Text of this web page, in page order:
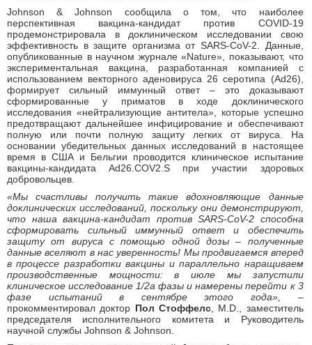
Johnson & Johnson сообщила о том, что наиболее
перспективная вакцина-кандидат против COVID-19
продемонстрировала в доклиническом исследовании свою
эффективность в защите организма от SARS-CoV-2. Данные,
опубликованные в научном журнале «Nature», показывают, что
экспериментальная вакцина, разработанная компанией с
использованием векторного аденовируса 26 серотипа (Ad26),
формирует сильный иммунный ответ – это доказывают
сформированные у приматов в ходе доклинического
исследования «нейтрализующие антитела», которые успешно
предотвращают дальнейшее инфицирование и обеспечивают
полную или почти полную защиту легких от вируса. На
основании убедительных данных исследований в настоящее
время в США и Бельгии проводится клиническое испытание
вакцины-кандидата Ad26.COV2.S при участии здоровых
добровольцев.
«Мы счастливы получить такие вдохновляющие данные
доклинических исследований, поскольку они демонстрируют,
что наша вакцина-кандидат против SARS-CoV-2 способна
сформировать сильный иммунный ответ и обеспечить
защиту от вируса с помощью одной дозы – полученные
данные вселяют в нас уверенность! Мы продвигаемся вперед
в процессе разработки вакцины и параллельно наращиваем
производственные мощности: в июле мы запустили
клиническое исследование 1/2a фазы и намерены перейти к 3
фазе испытаний в сентябре этого года»,
–
прокомментировал доктор Пол Стоффелс, M.D., заместитель
председателя исполнительного комитета и Руководитель
научной службы Johnson & Johnson.